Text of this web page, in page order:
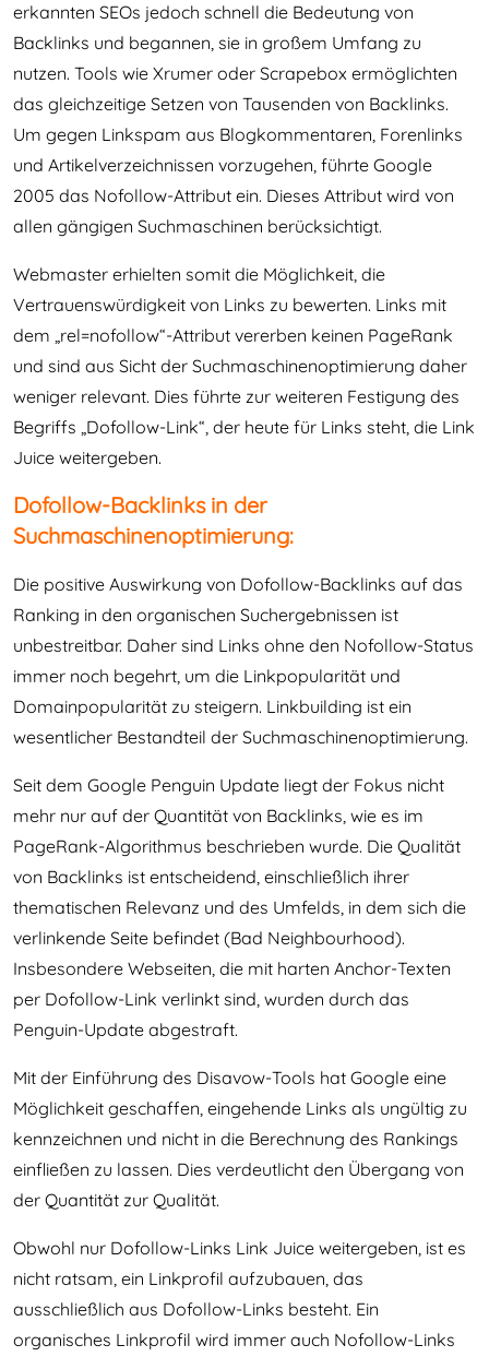
erkannten SEOs jedoch schnell die Bedeutung von
Backlinks und begannen, sie in großem Umfang zu
nutzen. Tools wie Xrumer oder Scrapebox ermöglichten
das gleichzeitige Setzen von Tausenden von Backlinks.
Um gegen Linkspam aus Blogkommentaren, Forenlinks
und Artikelverzeichnissen vorzugehen, führte Google
2005 das Nofollow-Attribut ein. Dieses Attribut wird von
allen gängigen Suchmaschinen berücksichtigt.
Webmaster erhielten somit die Möglichkeit, die
Vertrauenswürdigkeit von Links zu bewerten. Links mit
dem „rel=nofollow“-Attribut vererben keinen PageRank
und sind aus Sicht der Suchmaschinenoptimierung daher
weniger relevant. Dies führte zur weiteren Festigung des
Begriffs „Dofollow-Link“, der heute für Links steht, die Link
Juice weitergeben.
Dofollow-Backlinks in der
Suchmaschinenoptimierung:
Die positive Auswirkung von Dofollow-Backlinks auf das
Ranking in den organischen Suchergebnissen ist
unbestreitbar. Daher sind Links ohne den Nofollow-Status
immer noch begehrt, um die Linkpopularität und
Domainpopularität zu steigern. Linkbuilding ist ein
wesentlicher Bestandteil der Suchmaschinenoptimierung.
Seit dem Google Penguin Update liegt der Fokus nicht
mehr nur auf der Quantität von Backlinks, wie es im
PageRank-Algorithmus beschrieben wurde. Die Qualität
von Backlinks ist entscheidend, einschließlich ihrer
thematischen Relevanz und des Umfelds, in dem sich die
verlinkende Seite befindet (Bad Neighbourhood).
Insbesondere Webseiten, die mit harten Anchor-Texten
per Dofollow-Link verlinkt sind, wurden durch das
Penguin-Update abgestraft.
Mit der Einführung des Disavow-Tools hat Google eine
Möglichkeit geschaffen, eingehende Links als ungültig zu
kennzeichnen und nicht in die Berechnung des Rankings
einfließen zu lassen. Dies verdeutlicht den Übergang von
der Quantität zur Qualität.
Obwohl nur Dofollow-Links Link Juice weitergeben, ist es
nicht ratsam, ein Linkprofil aufzubauen, das
ausschließlich aus Dofollow-Links besteht. Ein
organisches Linkprofil wird immer auch Nofollow-Links